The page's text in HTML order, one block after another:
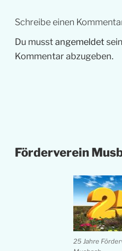
Schreibe einen
Du musstangemeldet
Kommentar abzugeben.
Förderverein
25 Jahre